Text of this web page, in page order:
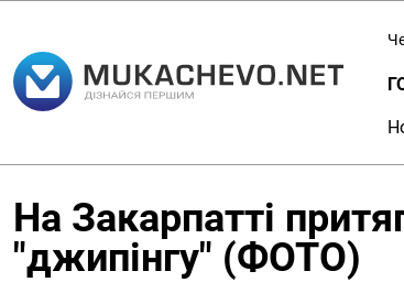
На Закарпатті
"джипінгу" (ФОТО)